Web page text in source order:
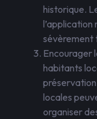
historique.
l’application
sévèrement
Encourager
habitants
locales
organiser